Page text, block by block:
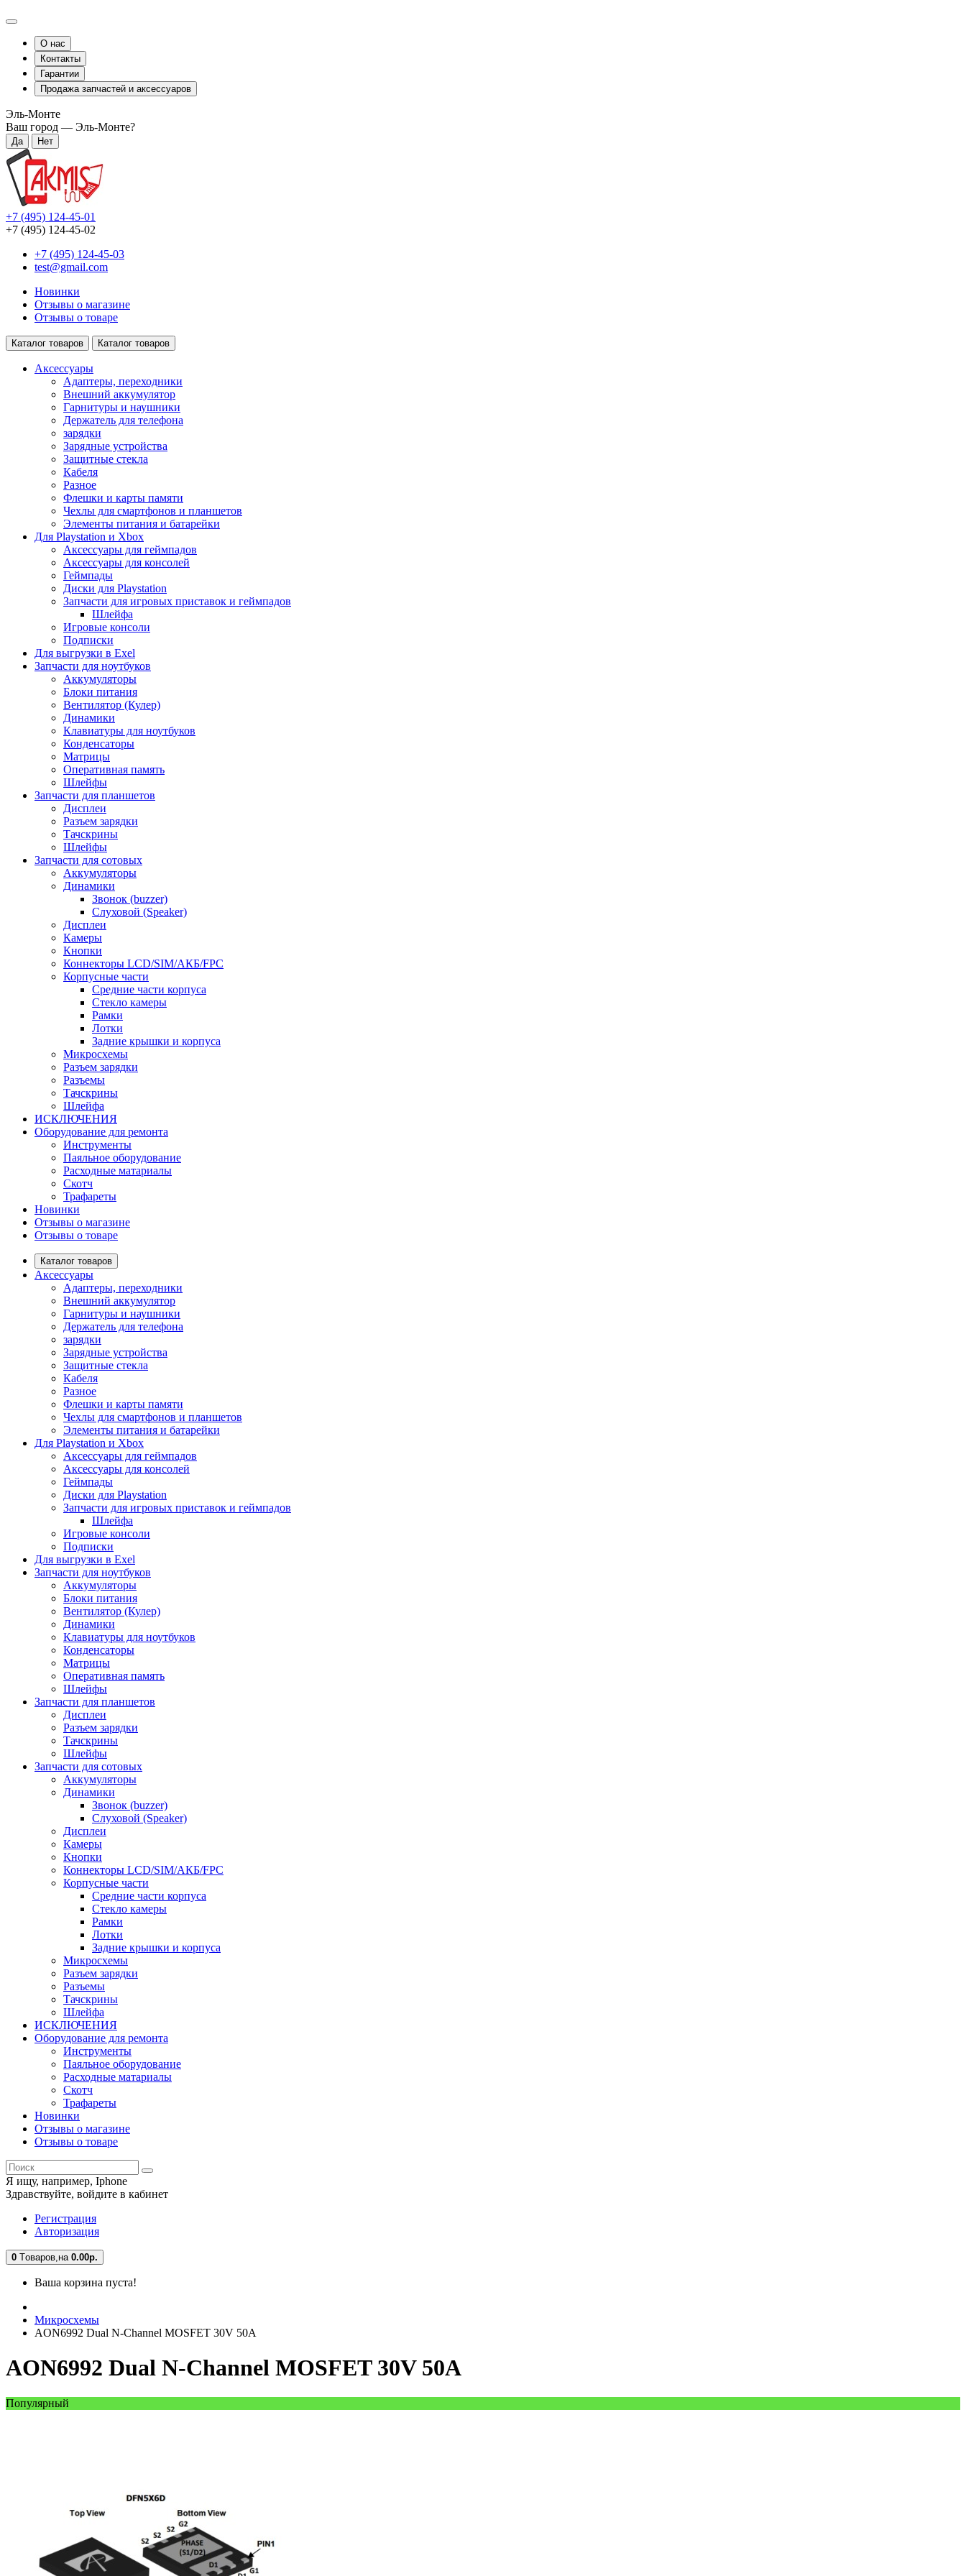
О нас
Контакты
Гарантии
Продажа запчастей и аксессуаров
Эль-Монте
Ваш город — Эль-Монте?
+7 (495) 124-45-01
+7 (495) 124-45-02
+7 (495) 124-45-03
test@gmail.com
Новинки
Отзывы о магазине
Отзывы о товаре
Каталог товаров Каталог товаров
Аксессуары
Адаптеры, переходники
Внешний аккумулятор
Гарнитуры и наушники
Держатель для телефона
зарядки
Зарядные устройства
Защитные стекла
Кабеля
Разное
Флешки и карты памяти
Чехлы для смартфонов и планшетов
Элементы питания и батарейки
Для Playstation и Xbox
Аксессуары для геймпадов
Аксессуары для консолей
Геймпады
Диски для Playstation
Запчасти для игровых приставок и геймпадов
Шлейфа
Игровые консоли
Подписки
Для выгрузки в Exel
Запчасти для ноутбуков
Аккумуляторы
Блоки питания
Вентилятор (Кулер)
Динамики
Клавиатуры для ноутбуков
Конденсаторы
Матрицы
Оперативная память
Шлейфы
Запчасти для планшетов
Дисплеи
Разъем зарядки
Тачскрины
Шлейфы
Запчасти для сотовых
Аккумуляторы
Динамики
Звонок (buzzer)
Слуховой (Speaker)
Дисплеи
Камеры
Кнопки
Коннекторы LCD/SIM/АКБ/FPC
Корпусные части
Средние части корпуса
Стекло камеры
Рамки
Лотки
Задние крышки и корпуса
Микросхемы
Разъем зарядки
Разъемы
Тачскрины
Шлейфа
ИСКЛЮЧЕНИЯ
Оборудование для ремонта
Инструменты
Паяльное оборудование
Расходные матариалы
Скотч
Трафареты
Новинки
Отзывы о магазине
Отзывы о товаре
Каталог товаров
Аксессуары
Адаптеры, переходники
Внешний аккумулятор
Гарнитуры и наушники
Держатель для телефона
зарядки
Зарядные устройства
Защитные стекла
Кабеля
Разное
Флешки и карты памяти
Чехлы для смартфонов и планшетов
Элементы питания и батарейки
Для Playstation и Xbox
Аксессуары для геймпадов
Аксессуары для консолей
Геймпады
Диски для Playstation
Запчасти для игровых приставок и геймпадов
Шлейфа
Игровые консоли
Подписки
Для выгрузки в Exel
Запчасти для ноутбуков
Аккумуляторы
Блоки питания
Вентилятор (Кулер)
Динамики
Клавиатуры для ноутбуков
Конденсаторы
Матрицы
Оперативная память
Шлейфы
Запчасти для планшетов
Дисплеи
Разъем зарядки
Тачскрины
Шлейфы
Запчасти для сотовых
Аккумуляторы
Динамики
Звонок (buzzer)
Слуховой (Speaker)
Дисплеи
Камеры
Кнопки
Коннекторы LCD/SIM/АКБ/FPC
Корпусные части
Средние части корпуса
Стекло камеры
Рамки
Лотки
Задние крышки и корпуса
Микросхемы
Разъем зарядки
Разъемы
Тачскрины
Шлейфа
ИСКЛЮЧЕНИЯ
Оборудование для ремонта
Инструменты
Паяльное оборудование
Расходные матариалы
Скотч
Трафареты
Новинки
Отзывы о магазине
Отзывы о товаре
Я ищу, например, Iphone
Здравствуйте, войдите в кабинет
Регистрация
Авторизация
0 Tоваров,на 0.00р.
Ваша корзина пуста!
Микросхемы
AON6992 Dual N-Channel MOSFET 30V 50A
AON6992 Dual N-Channel MOSFET 30V 50A
Популярный